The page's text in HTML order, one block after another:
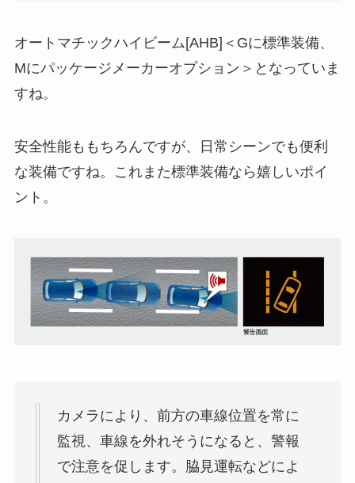
オートマチックハイビーム[AHB]＜Gに標準装備、
Mにパッケージメーカーオプション＞となっていま
すね。
安全性能ももちろんですが、日常シーンでも便利
な装備ですね。これまた標準装備なら嬉しいポイ
ント。
カメラにより、前方の車線位置を常に
監視、車線を外れそうになると、警報
で注意を促します。脇見運転などによ